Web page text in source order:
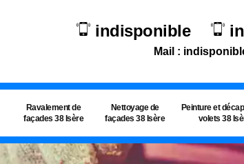
indisponible
Mail :
Ravalement de
façades 38 Isère
Nettoyage de
façades 38 Isère
Peinture et
volets 38